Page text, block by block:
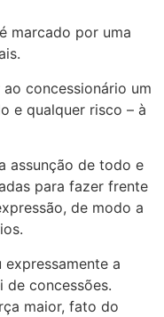
marcado por uma
concessionário um
e qualquer risco – à
assunção de todo e
para fazer frente
de modo a
a
de concessões.
maior, fato do